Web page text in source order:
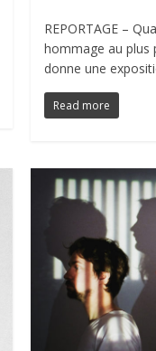
REPORTAGE –
hommage au plus
donne une
Read more